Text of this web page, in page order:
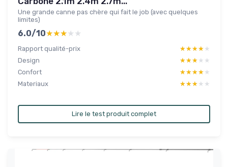
Une grande canne pas chère qui fait le job (avec quelques
limites)
6.0/10★★★★★
★★★★★
Rapport qualité-prix ★★★★★
★★★★★
Design
★★★★★
★★★★★
Confort
★★★★★
★★★★★
Materiaux
★★★★★
★★★★★
Lire le test produit complet